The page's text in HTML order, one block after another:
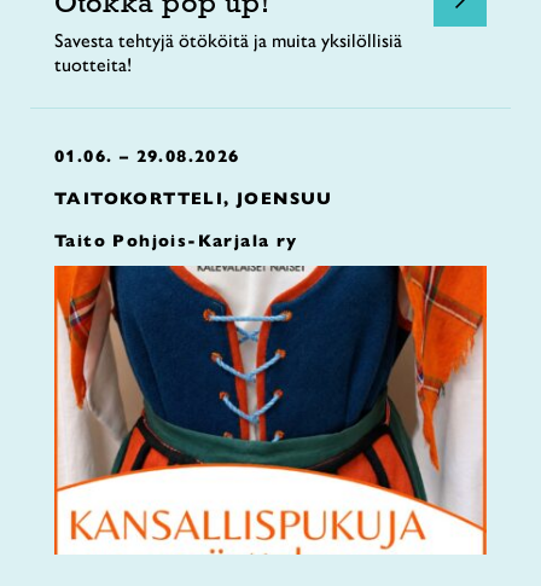
Savesta tehtyjä ötököitä ja muita yksilöllisiä
tuotteita!
01.06. – 29.08.2026
TAITOKORTTELI, JOENSUU
Taito Pohjois-Karjala ry